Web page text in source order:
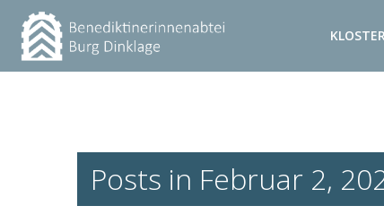
Inhalt
springen
Posts in Februar 2,